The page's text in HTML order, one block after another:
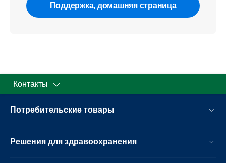
Поддержка, домашняя страница
Контакты
Потребительские товары
Решения для здравоохранения